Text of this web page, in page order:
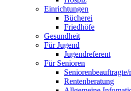
Einrichtungen
Bücherei
Friedhöfe
Gesundheit
Für Jugend
Jugendreferent
Für Senioren
Seniorenbeauftragte/r
Rentenberatung